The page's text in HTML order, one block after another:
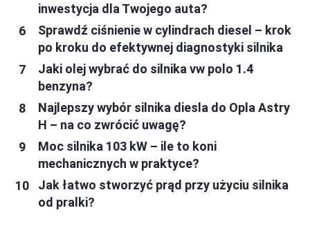
inwestycja dla Twojego auta?
Sprawdź ciśnienie w cylindrach diesel – krok
po kroku do efektywnej diagnostyki silnika
Jaki olej wybrać do silnika vw polo 1.4
benzyna?
Najlepszy wybór silnika diesla do Opla Astry
H – na co zwrócić uwagę?
Moc silnika 103 kW – ile to koni
mechanicznych w praktyce?
Jak łatwo stworzyć prąd przy użyciu silnika
od pralki?